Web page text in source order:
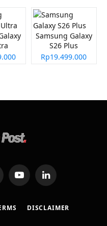
Samsung Galaxy
S26 Plus
Rp19.499.000
YouTubeLinkedIn
DISCLAIMER